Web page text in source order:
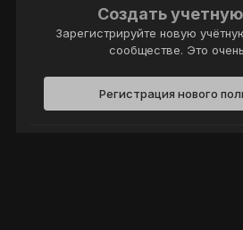
Создать
Зарегистрируйте новую
сообществе. Это
Регистрация нового